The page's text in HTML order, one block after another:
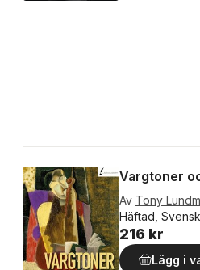
Vargtoner
Av Tony
Häftad,
216 kr
Lägg i